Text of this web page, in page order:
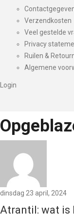
Verzendkosten
Veel gestelde
Privacy
Ruilen &
Algemene
Login
dinsdag 23 april, 2024
Atrantil: wat is